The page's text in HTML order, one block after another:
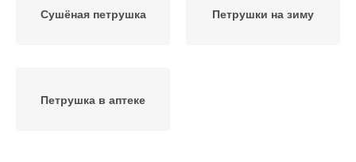
Сушёная петрушка Петрушки на зиму
Петрушка в аптеке